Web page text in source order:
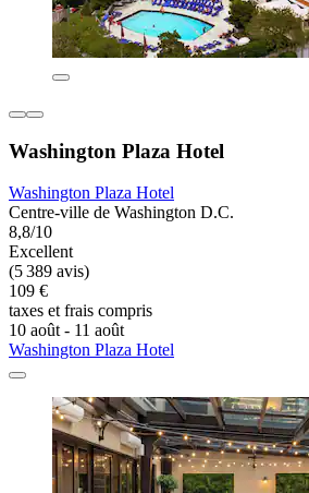
Washington Plaza Hotel
Washington Plaza Hotel
Centre-ville de Washington D.C.
8,8/10
Excellent
(5 389 avis)
109 €
taxes et frais compris
10 août - 11 août
Washington Plaza Hotel